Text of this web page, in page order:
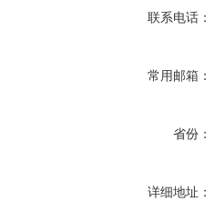
联系电话：
常用邮箱：
省份：
详细地址：